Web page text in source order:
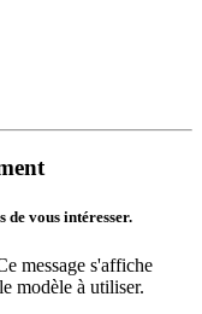
de vous intéresser.
message s'affiche
modèle à utiliser.